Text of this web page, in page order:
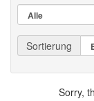
Sortierung
Sorry,